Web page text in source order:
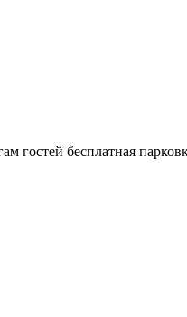
гостей бесплатная